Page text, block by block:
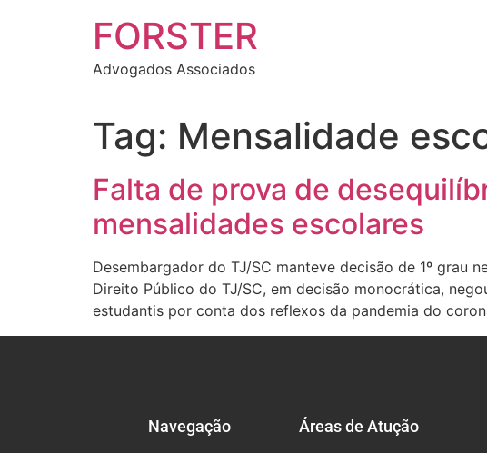
FORSTER
Advogados Associados
Tag: Mensalidade
Falta de prova de
mensalidades escolares
Desembargador do TJ/SC manteve decisão de 1º grau
Direito Público do TJ/SC, em decisão monocrática,
estudantis por conta dos reflexos da pandemia do
Navegação Áreas de Atução